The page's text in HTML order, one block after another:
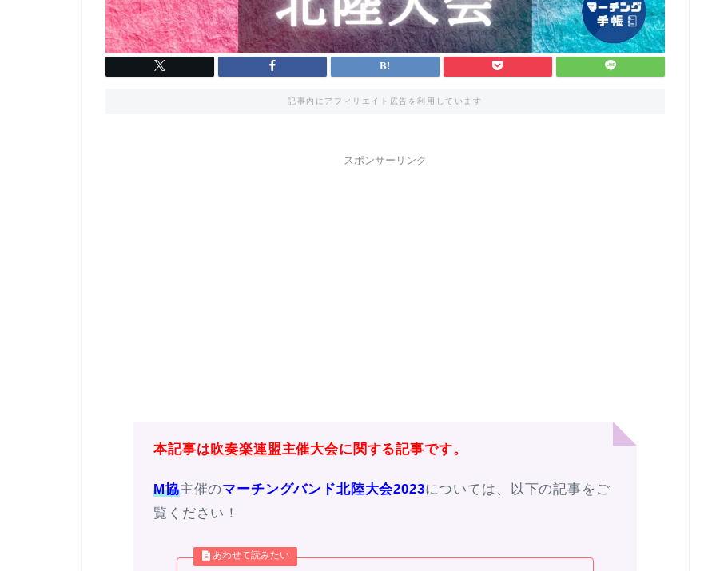
記事内にアフィリエイト広告を利用しています
スポンサーリンク
本記事は吹奏楽連盟主催大会に関する記事です。
M協主催のマーチングバンド北陸大会2023については、以下の記事をご
覧ください！